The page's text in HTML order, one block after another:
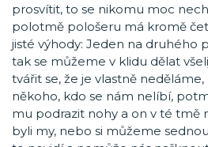
prosvítit, to se nikomu moc
polotmě pološeru má kromě
jisté výhody: Jeden na druhého
tak se můžeme v klidu dělat
tvářit se, že je vlastně
někoho, kdo se nám nelíbí,
mu podrazit nohy a on v té tmě
byli my, nebo si můžeme